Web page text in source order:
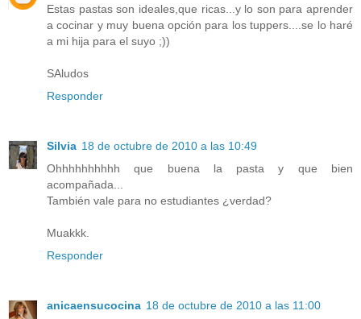
Estas pastas son ideales,que ricas...y lo son para aprender
a cocinar y muy buena opción para los tuppers....se lo haré
a mi hija para el suyo ;))
SAludos
Responder
Silvia 18 de octubre de 2010 a las 10:49
Ohhhhhhhhhh que buena la pasta y que bien
acompañada...
También vale para no estudiantes ¿verdad?
Muakkk.
Responder
anicaensucocina 18 de octubre de 2010 a las 11:00